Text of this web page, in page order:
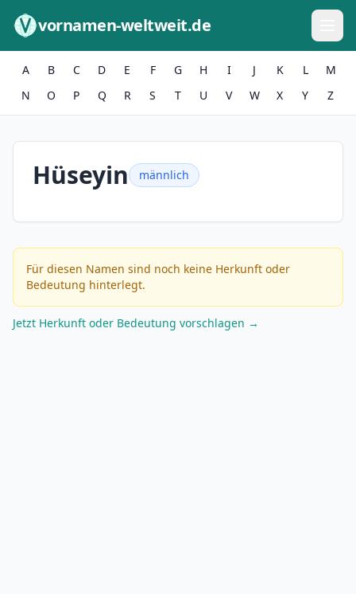
vornamen-weltweit.de
A B C D E F G H I J K L
M
N
O P Q R S T U V W X Y Z
Hüseyin männlich
Für diesen Namen sind noch keine Herkunft oder
Bedeutung hinterlegt.
Jetzt Herkunft oder Bedeutung vorschlagen →